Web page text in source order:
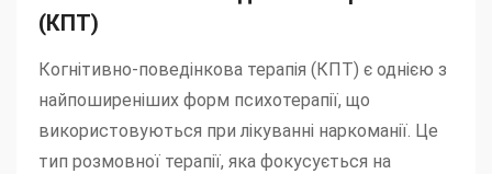
(КПТ)
Когнітивно-поведінкова терапія (КПТ) є однією з
найпоширеніших форм психотерапії, що
використовуються при лікуванні наркоманії. Це
тип розмовної терапії, яка фокусується на